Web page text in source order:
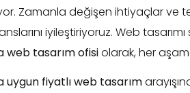
Zamanla değişen ihtiyaçlar ve
iyileştiriyoruz. Web
web tasarım ofisiolarak, her
uygun fiyatlı web tasarım